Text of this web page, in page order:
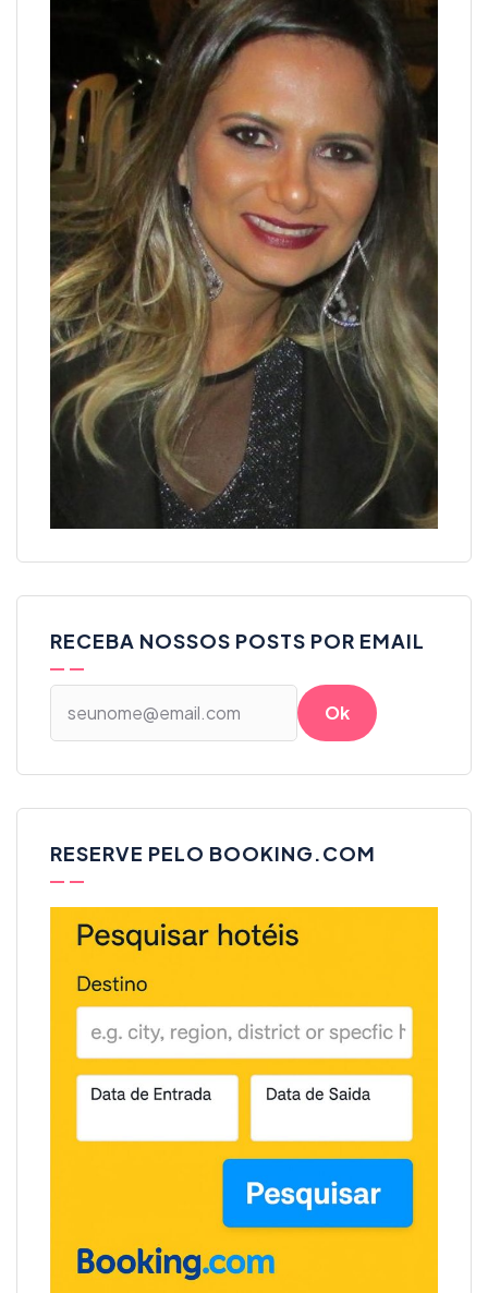
RECEBA NOSSOS POSTS POR EMAIL
RESERVE PELO BOOKING.COM